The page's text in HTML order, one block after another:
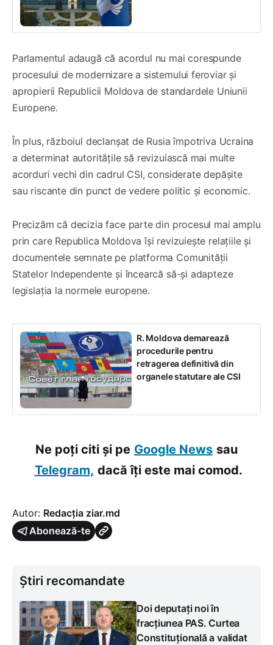
Parlamentul adaugă că acordul nu mai corespunde
procesului de modernizare a sistemului feroviar și
apropierii Republicii Moldova de standardele Uniunii
Europene.
În plus, războiul declanșat de Rusia împotriva Ucraina
a determinat autoritățile să revizuiască mai multe
acorduri vechi din cadrul CSI, considerate depășite
sau riscante din punct de vedere politic și economic.
Precizăm că decizia face parte din procesul mai amplu
prin care Republica Moldova își revizuiește relațiile și
documentele semnate pe platforma Comunității
Statelor Independente și încearcă să-și adapteze
legislația la normele europene.
R. Moldova demarează
procedurile pentru
retragerea definitivă din
organele statutare ale CSI
Ne poți citi și pe Google News sau
Telegram, dacă îți este mai comod.
Autor: Redacția ziar.md
Abonează-te
Știri recomandate
Doi deputați noi în
fracțiunea PAS. Curtea
Constituțională a validat